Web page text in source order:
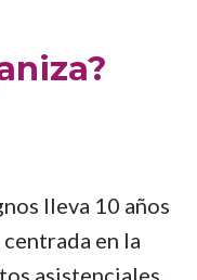
lleva 10 años
en la
asistenciales.